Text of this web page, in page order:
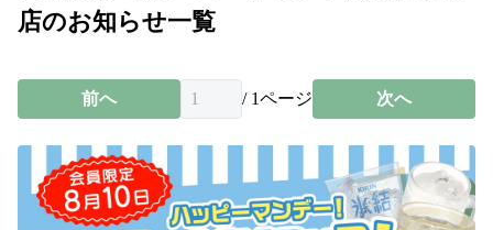
店のお知らせ一覧
前へ / 1ページ 次へ